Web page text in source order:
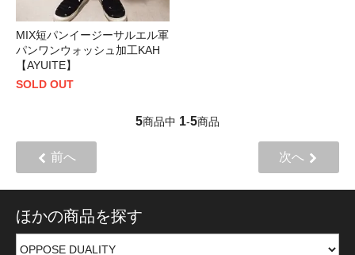
MIX短パンイージーサルエル軍
パンワンウォッシュ加工KAH
【AYUITE】
SOLD OUT
5商品中 1-5商品
前へ 次へ
ほかの商品を探す